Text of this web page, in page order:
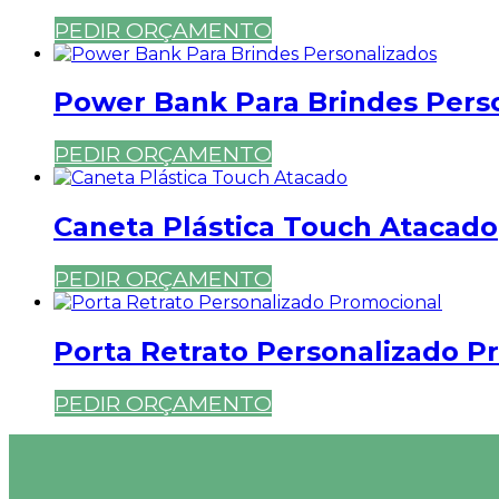
PEDIR ORÇAMENTO
Power Bank Para Brindes
PEDIR ORÇAMENTO
Caneta Plástica Touch Atacado
PEDIR ORÇAMENTO
Porta Retrato Personalizado
PEDIR ORÇAMENTO